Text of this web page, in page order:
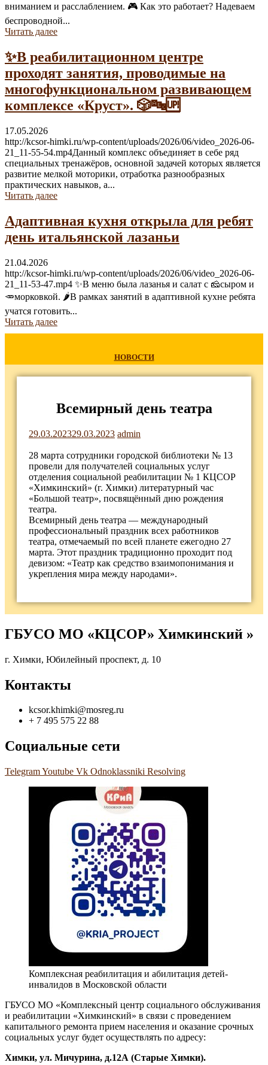
вниманием и расслаблением. 🎮 Как это работает? Надеваем
беспроводной...
Читать далее
✨В реабилитационном центре
проходят занятия, проводимые на
многофункциональном развивающем
комплексе «Круст». 🎲🔤🆙
17.05.2026
http://kcsor-himki.ru/wp-content/uploads/2026/06/video_2026-06-
21_11-55-54.mp4Данный комплекс объединяет в себе ряд
специальных тренажёров, основной задачей которых является
развитие мелкой моторики, отработка разнообразных
практических навыков, а...
Читать далее
Адаптивная кухня открыла для ребят
день итальянской лазаньи
21.04.2026
http://kcsor-himki.ru/wp-content/uploads/2026/06/video_2026-06-
21_11-53-47.mp4 ✨В меню была лазанья и салат с 🧀сыром и
🥕морковкой. 🌶В рамках занятий в адаптивной кухне ребята
учатся готовить...
Читать далее
НОВОСТИ
Всемирный день театра
29.03.202329.03.2023 admin
28 марта сотрудники городской библиотеки № 13
провели для получателей социальных услуг
отделения социальной реабилитации № 1 КЦСОР
«Химкинский» (г. Химки) литературный час
«Большой театр», посвящённый дню рождения
театра.
Всемирный день театра — международный
профессиональный праздник всех работников
театра, отмечаемый по всей планете ежегодно 27
марта. Этот праздник традиционно проходит под
девизом: «Театр как средство взаимопонимания и
укрепления мира между народами».
ГБУСО МО «КЦСОР» Химкинский »
г. Химки, Юбилейный проспект, д. 10
Контакты
kcsor.khimki@mosreg.ru
+ 7 495 575 22 88
Социальные сети
TelegramYoutube Vk Odnoklassniki Resolving
Комплексная реабилитация и абилитация детей-
инвалидов в Московской области
ГБУСО МО «Комплексный центр социального обслуживания
и реабилитации «Химкинский» в связи с проведением
капитального ремонта прием населения и оказание срочных
социальных услуг будет осуществлять по адресу:
Химки, ул. Мичурина, д.12А (Старые Химки).